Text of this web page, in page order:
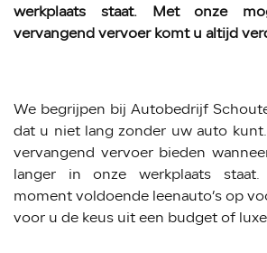
werkplaats staat. Met onze
vervangend vervoer komt u altijd
We begrijpen bij Autobedrijf
dat u niet lang zonder uw auto
vervangend vervoer bieden
langer in onze werkplaats
moment voldoende leenauto’s op
voor u de keus uit een budget of